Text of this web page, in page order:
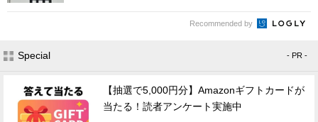
Recommended by
Special - PR -
【抽選で5,000円分】Amazonギフトカードが
当たる！読者アンケート実施中